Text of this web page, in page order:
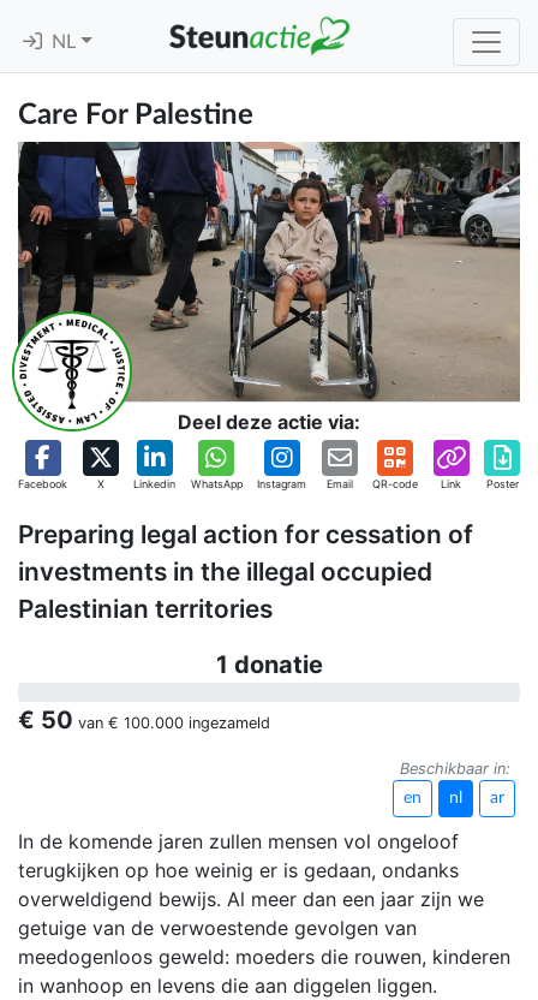
NL
Care For Palestine
Deel deze actie via:
Facebook X Linkedin WhatsApp Instagram Email QR-code Link Poster
Preparing legal action for cessation of
investments in the illegal occupied
Palestinian territories
1 donatie
€ 50 van € 100.000 ingezameld
Beschikbaar in:
en nl ar
In de komende jaren zullen mensen vol ongeloof
terugkijken op hoe weinig er is gedaan, ondanks
overweldigend bewijs. Al meer dan een jaar zijn we
getuige van de verwoestende gevolgen van
meedogenloos geweld: moeders die rouwen, kinderen
in wanhoop en levens die aan diggelen liggen.